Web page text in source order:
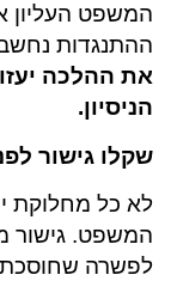
המשפט העליון
ההתנגדות
את ההלכה
הניסיון.
שקלו גישור
לא כל מחלוקת
המשפט. גישור
לפשרה שחוסכת